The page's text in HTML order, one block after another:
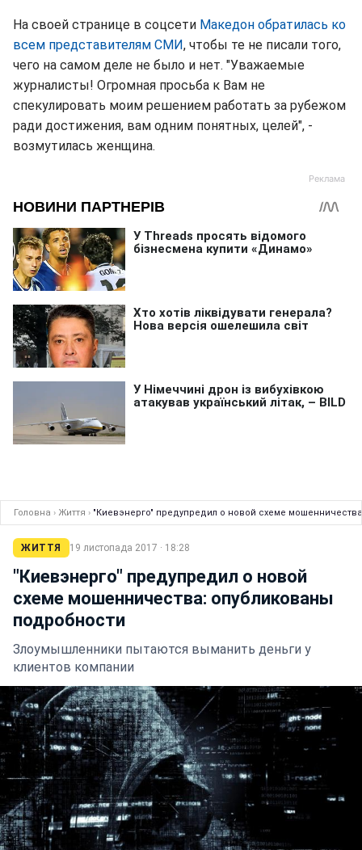
На своей странице в соцсети Македон обратилась ко
всем представителям СМИ, чтобы те не писали того,
чего на самом деле не было и нет. "Уважаемые
журналисты! Огромная просьба к Вам не
спекулировать моим решением работать за рубежом
ради достижения, вам одним понятных, целей", -
возмутилась женщина.
Головна › Життя › "Киевэнерго" предупредил о новой схеме
ЖИТТЯ 19 листопада 2017 · 18:28
"Киевэнерго" предупредил о новой
схеме мошенничества: опубликованы
подробности
Злоумышленники пытаются выманить деньги у
клиентов компании